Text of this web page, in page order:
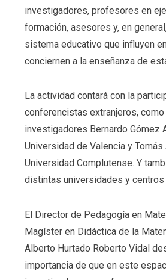
investigadores, profesores en
formación, asesores y, en
sistema educativo que influyen
conciernen a la enseñanza de
La actividad contará con la
conferencistas extranjeros,
investigadores Bernardo Gómez
Universidad de Valencia y Tomás
Universidad Complutense. Y
distintas universidades y
El Director de Pedagogía en
Magíster en Didáctica de la
Alberto Hurtado Roberto Vidal
importancia de que en este